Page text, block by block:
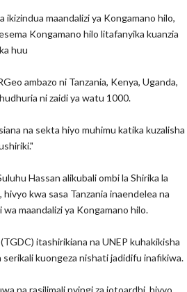
ikizindua maandalizi ya Kongamano hilo,
Kongamano hilo litafanyika kuanzia
huu
ambazo ni Tanzania, Kenya, Uganda,
ni zaidi ya watu 1000.
na sekta hiyo muhimu katika kuzalisha
Hassan alikubali ombi la Shirika la
kwa sasa Tanzania inaendelea na
maandalizi ya Kongamano hilo.
itashirikiana na UNEP kuhakikisha
kuongeza nishati jadidifu inafikiwa.